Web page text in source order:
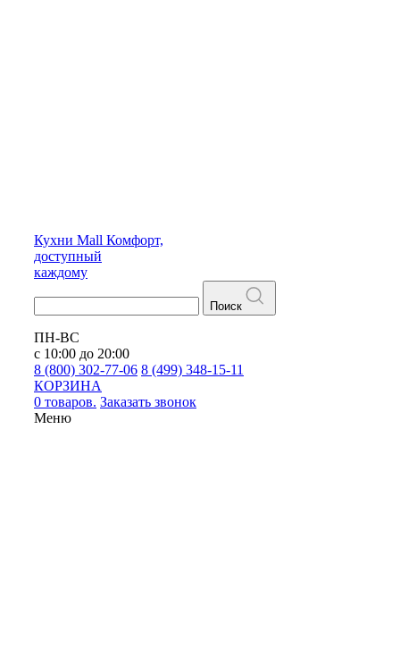
Кухни Mall Комфорт,
доступный
каждому
Поиск
ПН-ВС
с 10:00 до 20:00
8 (800) 302-77-06 8 (499) 348-15-11
КОРЗИНА
0 товаров. Заказать звонок
Меню